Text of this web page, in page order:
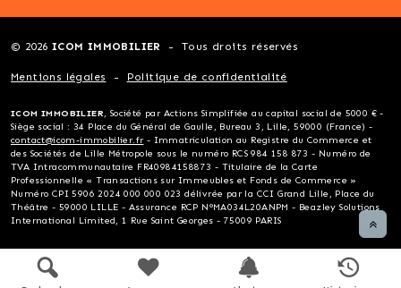
© 2026 ICOM IMMOBILIER Tous droits réservés
Mentions légales Politique de confidentialité
ICOM IMMOBILIER, Société par Actions Simplifiée au capital social de 5000 € -
Siège social : 34 Place du Général de Gaulle, Bureau 3, Lille, 59000 (France) -
contact@icom-immobilier.fr- Immatriculation au Registre du Commerce et
des Sociétés de Lille Métropole sous le numéro RCS 984 158 873 - Numéro de
TVA Intracommunautaire FR40984158873 - Titulaire de la Carte
Professionnelle « Transactions sur Immeubles et Fonds de Commerce »
Numéro CPI 5906 2024 000 000 023 délivrée par la CCI Grand Lille, Place du
Théâtre - 59000 LILLE - Assurance RCP N°MA034L20ANPM - Beazley Solutions
International Limited, 1 Rue Saint Georges - 75009 PARIS